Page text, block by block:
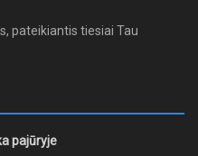
pateikiantis tiesiai Tau
pajūryje